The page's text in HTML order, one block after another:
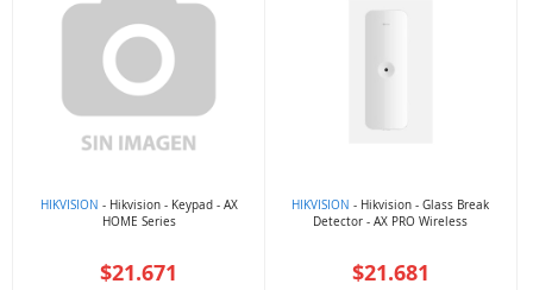
HIKVISION - Hikvision - Keypad - AX
HOME Series
$21.671
HIKVISION - Hikvision - Glass Break
Detector - AX PRO Wireless
$21.681